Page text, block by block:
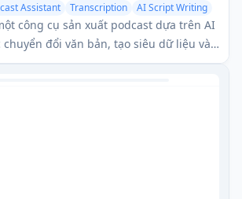
Assistant Transcription AI Script Writing
công cụ sản xuất podcast dựa trên AI
đổi văn bản, tạo siêu dữ liệu và
giản hóa quy trình podcasting.